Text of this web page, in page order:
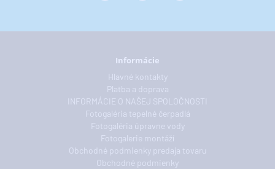
Informácie
Hlavné kontakty
Platba a doprava
INFORMÁCIE O NAŠEJ SPOLOČNOSTI
Fotogaléria tepelné čerpadlá
Fotogaléria úpravne vody
Fotogalerie montáží
Obchodné podmienky predaja tovaru
Obchodné podmienky